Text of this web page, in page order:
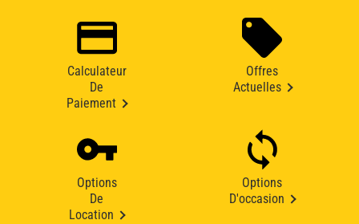
Calculateur
De
Paiement
Offres
Actuelles
Options
De
Location
Options
D'occasion